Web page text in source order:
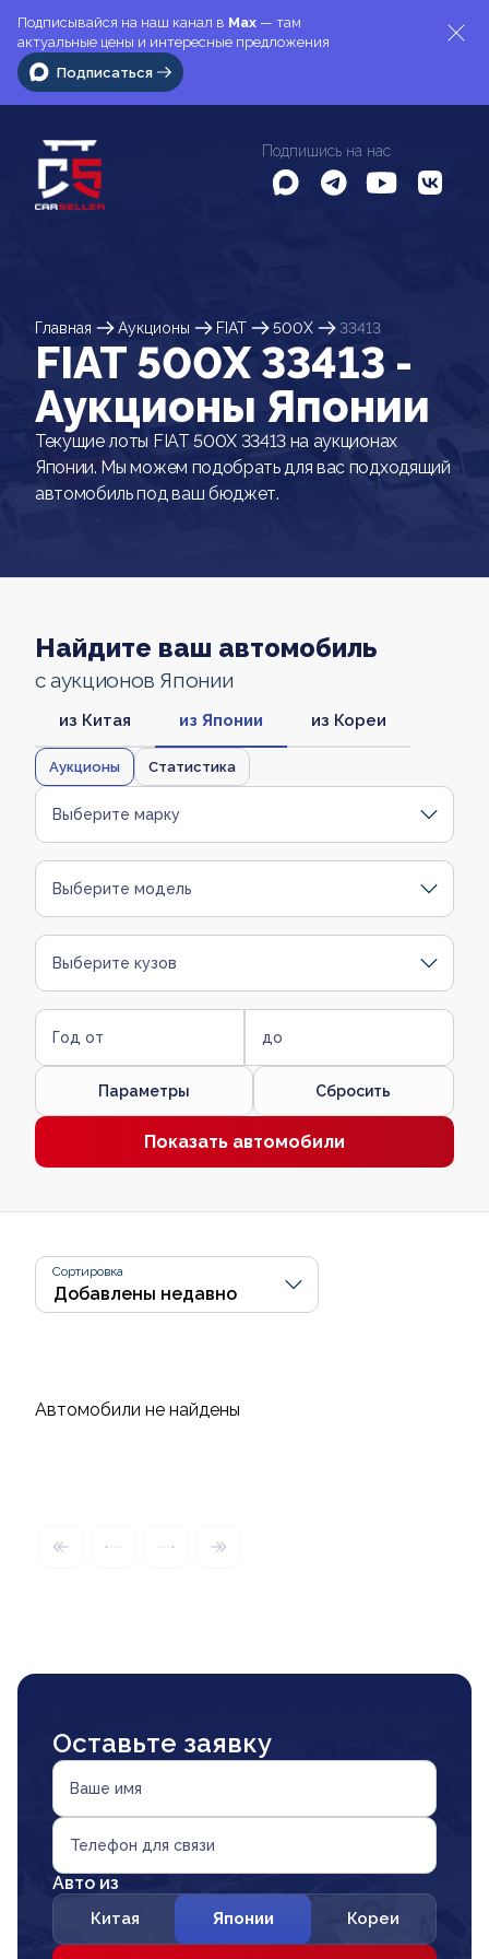
Подписывайся на наш канал в Max — там
актуальные цены и интересные предложения
Подписаться
Подпишись на нас
Главная Аукционы FIAT 500X 33413
FIAT 500X 33413 -
Аукционы Японии
Текущие лоты FIAT 500X 33413 на аукционах
Японии. Мы можем подобрать для вас подходящий
автомобиль под ваш бюджет.
Найдите ваш автомобиль
с аукционов Японии
из Китая из Японии из Кореи
Аукционы Статистика
Выберите марку
Выберите модель
Выберите кузов
Год от до
Параметры Сбросить
Показать автомобили
Сортировка
Автомобили не найдены
Оставьте заявку
Ваше имя
Телефон для связи
Авто из
Китая Японии Кореи